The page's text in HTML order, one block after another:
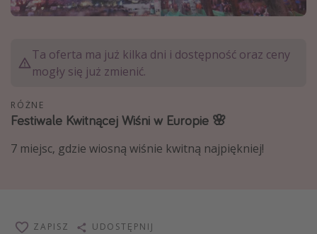
Albania
Polska
Azja Południowo-Wschodnia
Wszystkie kierunki
Wakacje Last Minute
Ta oferta ma już kilka dni i dostępność oraz ceny
mogły się już zmienić.
RÓŻNE
Festiwale Kwitnącej Wiśni w Europie 🌸
7 miejsc, gdzie wiosną wiśnie kwitną najpiękniej!
ZAPISZ UDOSTĘPNIJ